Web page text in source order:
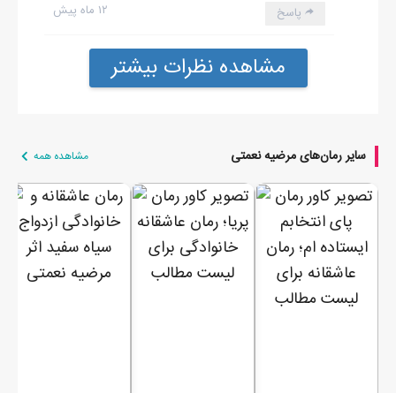
۱۲ ماه پیش پاسخ
مشاهده نظرات بیشتر
سایر رمان‌های مرضیه نعمتی مشاهده همه